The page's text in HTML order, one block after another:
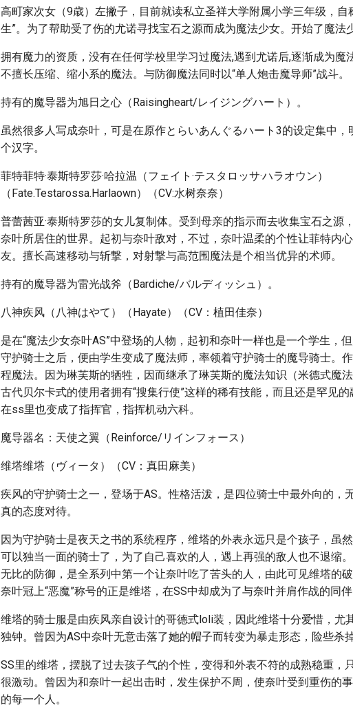
高町家次女（9歳）左撇子，目前就读私立圣祥大学附属小学三年级，自
生”。为了帮助受了伤的尤诺寻找宝石之源而成为魔法少女。开始了魔法
拥有魔力的资质，没有在任何学校里学习过魔法,遇到尤诺后,逐渐成为魔
不擅长压缩、缩小系的魔法。与防御魔法同时以“单人炮击魔导师”战斗。
持有的魔导器为旭日之心（Raisingheart/レイジングハート）。
虽然很多人写成奈叶，可是在原作とらいあんぐるハート3的设定集中，
个汉字。
菲特菲特·泰斯特罗莎·哈拉温（フェイト·テスタロッサ·ハラオウン）
（Fate.Testarossa.Harlaown）（CV:水树奈奈）
普蕾茜亚·泰斯特罗莎的女儿复制体。受到母亲的指示而去收集宝石之源
奈叶所居住的世界。起初与奈叶敌对，不过，奈叶温柔的个性让菲特内
友。擅长高速移动与斩撃，对射撃与高范围魔法是个相当优异的术师。
持有的魔导器为雷光战斧（Bardiche/バルディッシュ）。
八神疾风（八神はやて）（Hayate）（CV：植田佳奈）
是在“魔法少女奈叶AS”中登场的人物，起初和奈叶一样也是一个学生，
守护骑士之后，便由学生变成了魔法师，率领着守护骑士的魔导骑士。
程魔法。因为琳芙斯的牺牲，因而继承了琳芙斯的魔法知识（米德式魔
古代贝尔卡式的使用者拥有“搜集行使”这样的稀有技能，而且还是罕见的
在ss里也变成了指挥官，指挥机动六科。
魔导器名：天使之翼（Reinforce/リインフォース）
维塔维塔（ヴィータ）（CV：真田麻美）
疾风的守护骑士之一，登场于AS。性格活泼，是四位骑士中最外向的，
真的态度对待。
因为守护骑士是夜天之书的系统程序，维塔的外表永远只是个孩子，虽
可以独当一面的骑士了，为了自己喜欢的人，遇上再强的敌人也不退缩
无比的防御，是全系列中第一个让奈叶吃了苦头的人，由此可见维塔的
奈叶冠上“恶魔”称号的正是维塔，在SS中却成为了与奈叶并肩作战的同伴
维塔的骑士服是由疾风亲自设计的哥德式loli装，因此维塔十分爱惜，尤
独钟。曾因为AS中奈叶无意击落了她的帽子而转变为暴走形态，险些杀
SS里的维塔，摆脱了过去孩子气的个性，变得和外表不符的成熟稳重，
很激动。曾因为和奈叶一起出击时，发生保护不周，使奈叶受到重伤的
的每一个人。